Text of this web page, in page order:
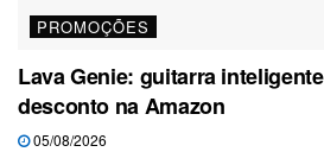
PROMOÇÕES
Lava Genie: guitarra
desconto na Amazon
05/08/2026